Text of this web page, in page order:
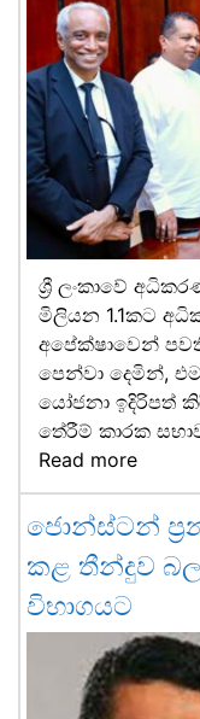
ශ්‍රී ලංකාවේ
මිලියන 1.1කට
අපේක්ෂාවෙන්
පෙන්වා දෙමින්,
යෝජනා ඉදිරිපත්
තේරීම් කාරක
Read more
ජොන්ස්ටන්
කළ තීන්දුව
විභාගයට